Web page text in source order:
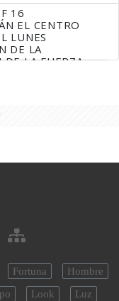
16
EL CENTRO
LUNES
DE LA
DE LA FUERZA
Fortuna
Hombre
Look
Luz